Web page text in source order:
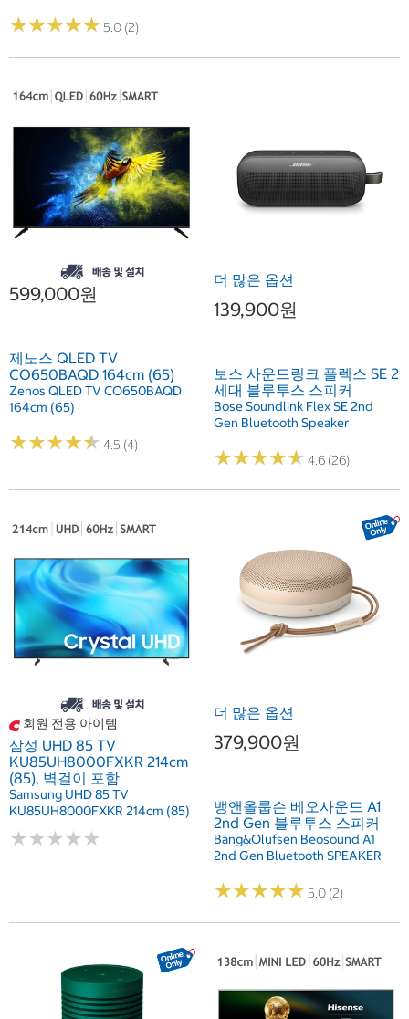
★★★★★
★★★★★ 5.0 (2)
599,000원
제노스 QLED TV
CO650BAQD 164cm (65)
Zenos QLED TV CO650BAQD
164cm (65)
★★★★★
★★★★★ 4.5 (4)
더 많은 옵션
139,900원
보스 사운드링크 플렉스 SE 2
세대 블루투스 스피커
Bose Soundlink Flex SE 2nd
Gen Bluetooth Speaker
★★★★★
★★★★★ 4.6 (26)
회원 전용 아이템
삼성 UHD 85 TV
KU85UH8000FXKR 214cm
(85), 벽걸이 포함
Samsung UHD 85 TV
KU85UH8000FXKR 214cm (85)
★★★★★
★★★★★
더 많은 옵션
379,900원
뱅앤올룹슨 베오사운드 A1
2nd Gen 블루투스 스피커
Bang&Olufsen Beosound A1
2nd Gen Bluetooth SPEAKER
★★★★★
★★★★★ 5.0 (2)